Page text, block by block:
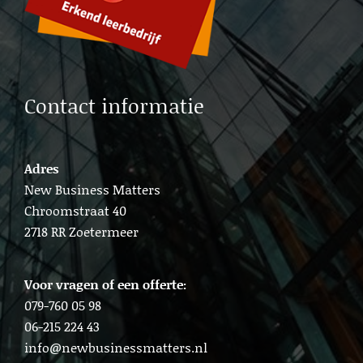
Lead b2b generation Amsterdam
Contact informatie
Adres
New Business Matters
Chroomstraat 40
2718 RR Zoetermeer
Voor vragen of een offerte:
079-760 05 98
06-215 224 43
info@newbusinessmatters.nl